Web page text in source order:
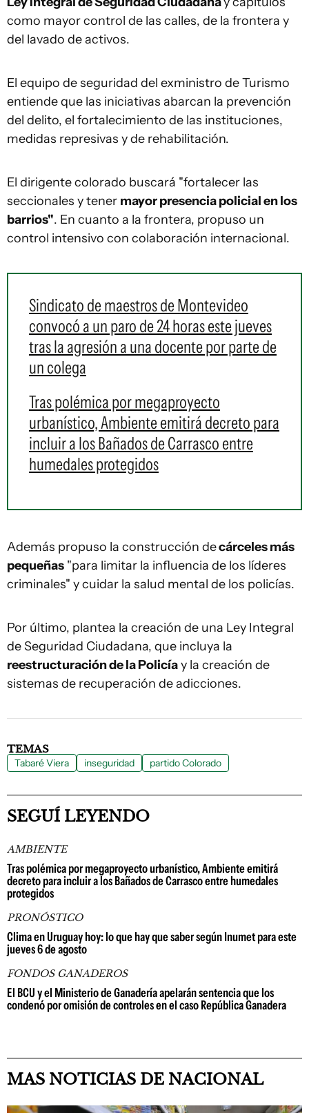
como mayor control de las calles, de la frontera y
del lavado de activos.
El equipo de seguridad del exministro de Turismo
entiende que las iniciativas abarcan la prevención
del delito, el fortalecimiento de las instituciones,
medidas represivas y de rehabilitación.
El dirigente colorado buscará "fortalecer las
seccionales y tener mayor presencia policial en los
barrios". En cuanto a la frontera, propuso un
control intensivo con colaboración internacional.
Sindicato de maestros de Montevideo
convocó a un paro de 24 horas este jueves
tras la agresión a una docente por parte de
un colega
Tras polémica por megaproyecto
urbanístico, Ambiente emitirá decreto para
incluir a los Bañados de Carrasco entre
humedales protegidos
Además propuso la construcción decárceles más
pequeñas "para limitar la influencia de los líderes
criminales" y cuidar la salud mental de los policías.
Por último, plantea la creación de una Ley Integral
de Seguridad Ciudadana, que incluya la
reestructuración de la Policíay la creación de
sistemas de recuperación de adicciones.
TEMAS
Tabaré Viera inseguridad partido Colorado
SEGUÍ LEYENDO
AMBIENTE
Tras polémica por megaproyecto urbanístico, Ambiente emitirá
decreto para incluir a los Bañados de Carrasco entre humedales
protegidos
PRONÓSTICO
Clima en Uruguay hoy: lo que hay que saber según Inumet para este
jueves 6 de agosto
FONDOS GANADEROS
El BCU y el Ministerio de Ganadería apelarán sentencia que los
condenó por omisión de controles en el caso República Ganadera
MAS NOTICIAS DE NACIONAL